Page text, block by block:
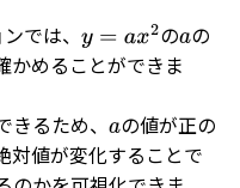
では、 y=ax 2 のaの
かめることができま
るため、 aの値が正の
対値が変化することで